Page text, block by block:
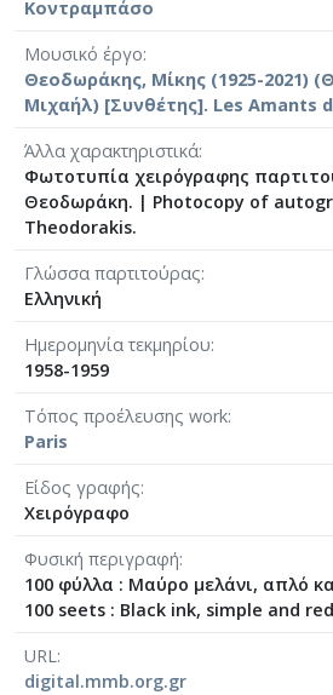
[Φάκελος] GR-As-
[Φάκελος] GR-As-
[Φάκελος] GR-As-
[Φάκελος] GR-As-
[Φάκελος] GR-As-
[Φάκελος] GR-As-
[Φάκελος] GR-As-
[Φάκελος] GR-As-
[Φάκελος] GR-As-
[Φάκελος] GR-As-
[Φάκελος] GR-As-
[Φάκελος] GR-As-
Κοντραμπάσο
Μουσικό έργο
Θεοδωράκης, Μίκης (1925-2021)
Μιχαήλ) [Συνθέτης]. Les Amants
Άλλα χαρακτηριστικά
Φωτοτυπία χειρόγραφης
Θεοδωράκη. | Photocopy of
Theodorakis.
Γλώσσα παρτιτούρας
Ελληνική
Ημερομηνία τεκμηρίου
1958-1959
Τόπος προέλευσης work
Paris
Είδος γραφής
Χειρόγραφο
Φυσική περιγραφή
100 φύλλα : Μαύρο μελάνι, απλό
100 seets : Black ink, simple and
URL
digital.mmb.org.gr